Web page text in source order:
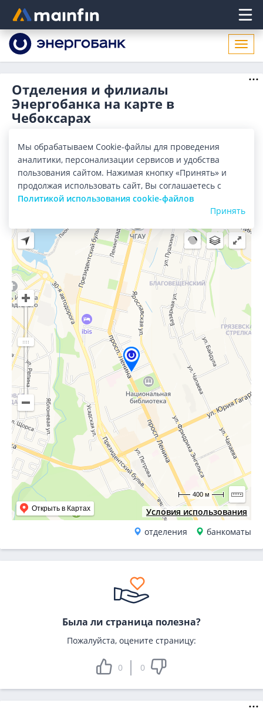
Главное меню
Отделения и филиалы
Энергобанка на карте в
Чебоксарах
Все банки Карта Список
Город:Чебоксары
Условия использования
Открыть в Картах
400 м
отделения банкоматы
Была ли страница полезна?
Пожалуйста, оцените страницу:
0 0
Мы обрабатываем Cookie-файлы для проведения
аналитики, персонализации сервисов и удобства
пользования сайтом. Нажимая кнопку «Принять» и
продолжая использовать сайт, Вы соглашаетесь с
Политикой использования cookie-файлов
Принять